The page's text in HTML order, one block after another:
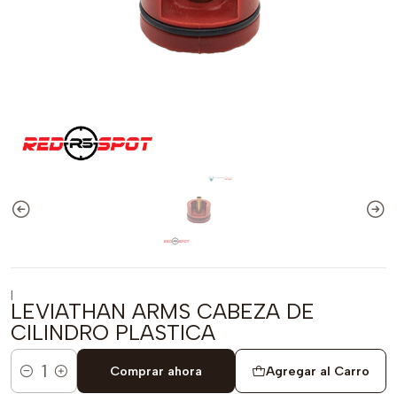
|
LEVIATHAN ARMS CABEZA DE
CILINDRO PLASTICA
Cantidad
Agregar al Carro
Comprar ahora